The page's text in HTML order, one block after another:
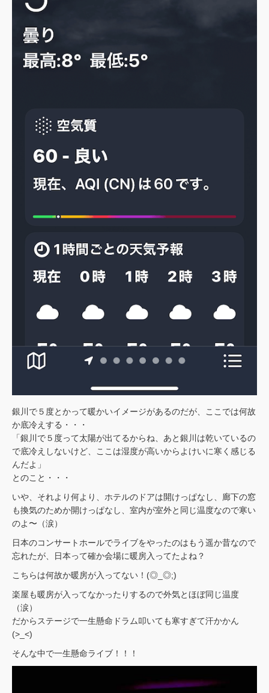
銀川で５度とかって暖かいイメージがあるのだが、ここでは何故
か底冷えする・・・
「銀川で５度って太陽が出てるからね、あと銀川は乾いているの
で底冷えしないけど、ここは湿度が高いからよけいに寒く感じる
んだよ」
とのこと・・・
いや、それより何より、ホテルのドアは開けっぱなし、廊下の窓
も換気のためか開けっぱなし、室内が室外と同じ温度なので寒い
のよ〜（涙）
日本のコンサートホールでライブをやったのはもう遥か昔なので
忘れたが、日本って確か会場に暖房入ってたよね？
こちらは何故か暖房が入ってない！(◎_◎;)
楽屋も暖房が入ってなかったりするので外気とほぼ同じ温度
（涙）
だからステージで一生懸命ドラム叩いても寒すぎて汗かかん
(>_<)
そんな中で一生懸命ライブ！！！